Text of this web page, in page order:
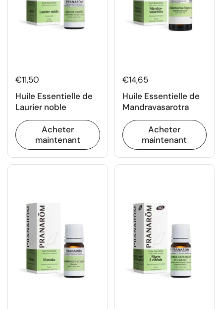
€11,50
Huile Essentielle de
Laurier noble
Acheter
maintenant
€14,65
Huile Essentielle de
Mandravasarotra
Acheter
maintenant